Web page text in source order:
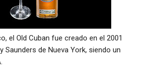
el Old Cuban fue creado en el 2001
Saunders de Nueva York, siendo un